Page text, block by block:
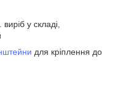
у складі,
для кріплення до